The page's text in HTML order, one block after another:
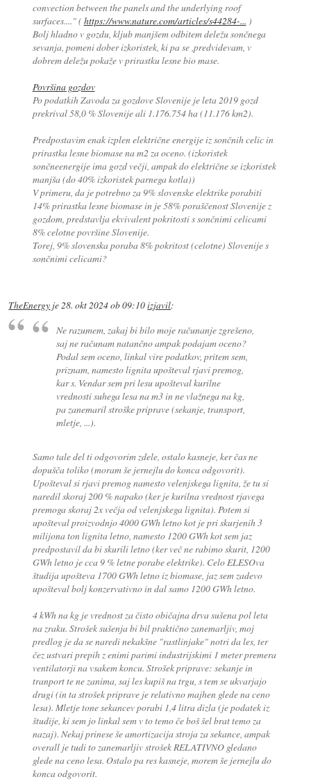
convection between the panels and the underlying roof
surfaces...."( https://www.nature.com/articles/s44284-... )
Bolj hladno v gozdu, kljub manjšem odbitem deležu sončnega
sevanja, pomeni dober izkoristek, ki pa se ,predvidevam, v
dobrem deležu pokaže v prirastku lesne bio mase.
Površina gozdov
Po podatkih Zavoda za gozdove Slovenije je leta 2019 gozd
prekrival 58,0 % Slovenije ali 1.176.754 ha (11.176 km2).
Predpostavim enak izplen električne energije iz sončnih celic in
prirastka lesne biomase na m2 za oceno. (izkoristek
sončneenergije ima gozd večji, ampak do električne se izkoristek
manjša (do 40% izkoristek parnega kotla))
V primeru, da je potrebno za 9% slovenske elektrike porabiti
14% prirastka lesne biomase in je 58% poraščenost Slovenije z
gozdom, predstavlja ekvivalent pokritosti s sončnimi celicami
8% celotne površine Slovenije.
Torej, 9% slovenska poraba 8% pokritost (celotne) Slovenije s
sončnimi celicami?
TheEnergy je 28. okt 2024 ob 09:10izjavil:
Ne razumem, zakaj bi bilo moje računanje zgrešeno,
saj ne računam natančno ampak podajam oceno?
Podal sem oceno, linkal vire podatkov, pritem sem,
priznam, namesto lignita upošteval rjavi premog,
kar s. Vendar sem pri lesu upošteval kurilne
vrednosti suhega lesa na m3 in ne vlažnega na kg,
pa zanemaril stroške priprave (sekanje, transport,
mletje, ...).
Samo tale del ti odgovorim zdele, ostalo kasneje, ker čas ne
dopušča toliko (moram še jernejlu do konca odgovorit).
Upošteval si rjavi premog namesto velenjskega lignita, že tu si
naredil skoraj 200 % napako (ker je kurilna vrednost rjavega
premoga skoraj 2x večja od velenjskega lignita). Potem si
upošteval proizvodnjo 4000 GWh letno kot je pri skurjenih 3
milijona ton lignita letno, namesto 1200 GWh kot sem jaz
predpostavil da bi skurili letno (ker več ne rabimo skurit, 1200
GWh letno je cca 9 % letne porabe elektrike). Celo ELESOva
študija upošteva 1700 GWh letno iz biomase, jaz sem zadevo
upošteval bolj konzervativno in dal samo 1200 GWh letno.
4 kWh na kg je vrednost za čisto običajna drva sušena pol leta
na zraku. Strošek sušenja bi bil praktično zanemarljiv, moj
predlog je da se naredi nekakšne "rastlinjake" notri da les, ter
čez ustvari prepih z enimi parimi industrijskimi 1 meter premera
ventilatorji na vsakem koncu. Strošek priprave: sekanje in
tranport te ne zanima, saj les kupiš na trgu, s tem se ukvarjajo
drugi (in ta strošek priprave je relativno majhen glede na ceno
lesa). Mletje tone sekancev porabi 1,4 litra dizla (je podatek iz
študije, ki sem jo linkal sem v to temo če boš šel brat temo za
nazaj). Nekaj prinese še amortizacija stroja za sekance, ampak
overall je tudi to zanemarljiv strošek RELATIVNO gledano
glede na ceno lesa. Ostalo pa res kasneje, morem še jernejlu do
konca odgovorit.